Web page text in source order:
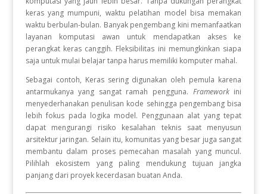
keras yang mumpuni, waktu pelatihan model bisa memakan
waktu berbulan-bulan. Banyak pengembang kini memanfaatkan
layanan komputasi awan untuk mendapatkan akses ke
perangkat keras canggih. Fleksibilitas ini memungkinkan siapa
saja untuk mulai belajar tanpa harus memiliki komputer mahal.
Sebagai contoh, Keras sering digunakan oleh pemula karena
antarmukanya yang sangat ramah pengguna. Frameworkini
menyederhanakan penulisan kode sehingga pengembang bisa
lebih fokus pada logika model. Penggunaan alat yang tepat
dapat mengurangi risiko kesalahan teknis saat menyusun
arsitektur jaringan. Selain itu, komunitas yang besar juga sangat
membantu dalam proses pemecahan masalah yang muncul.
Pilihlah ekosistem yang paling mendukung tujuan jangka
panjang dari proyek kecerdasan buatan Anda.